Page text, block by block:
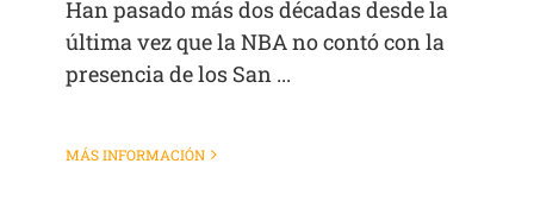
Han pasado más dos décadas desde la
última vez que la NBA no contó con la
presencia de los San ...
MÁS INFORMACIÓN